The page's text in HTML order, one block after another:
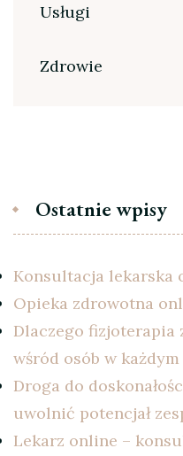
Usługi
Zdrowie
Ostatnie wpisy
Konsultacja lekarska
Opieka zdrowotna
Dlaczego fizjoterapia
wśród osób w
Droga do
uwolnić potencjał
Lekarz online –